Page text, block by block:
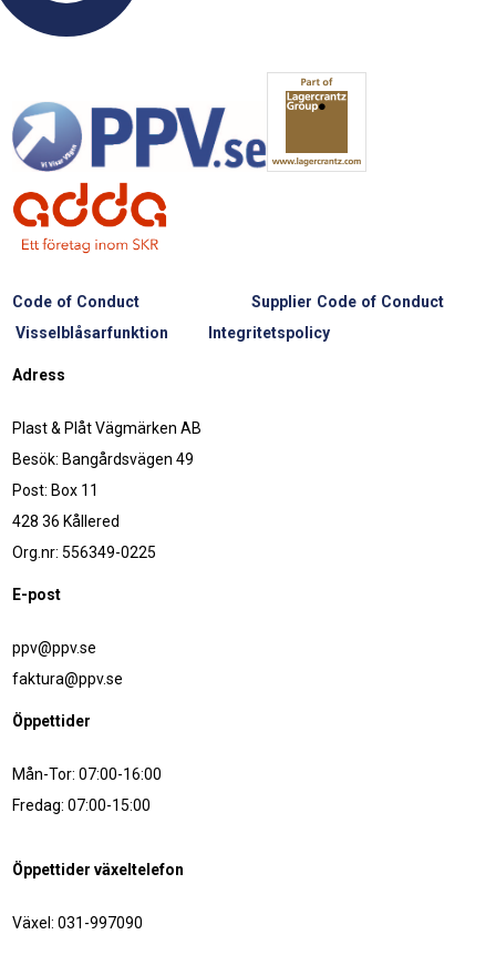
Code of Conduct
Supplier Code of Conduct
Visselblåsarfunktion
Integritetspolicy
Adress
Plast & Plåt Vägmärken AB
Besök: Bangårdsvägen 49
Post: Box 11
428 36 Kållered
Org.nr: 556349-0225
E-post
ppv@ppv.se
faktura@ppv.se
Öppettider
Mån-Tor: 07:00-16:00
Fredag: 07:00-15:00
Öppettider växeltelefon
Växel: 031-997090